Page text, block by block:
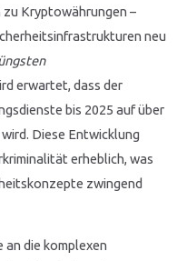
Kryptowährungen –
neu
erwartet, dass der
bis 2025 auf über
Diese Entwicklung
erheblich, was
zwingend
an die komplexen